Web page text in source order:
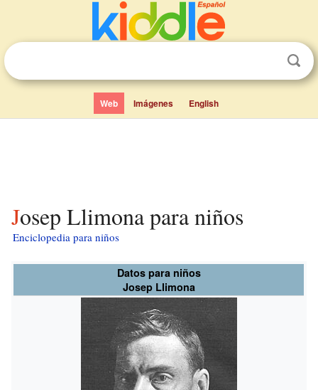
Web Imágenes English
Josep Llimona para niños
Enciclopedia para niños
Datos para niños
Josep Llimona